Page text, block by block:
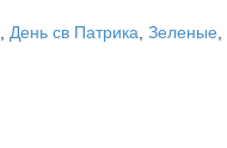
День св Патрика Зеленые